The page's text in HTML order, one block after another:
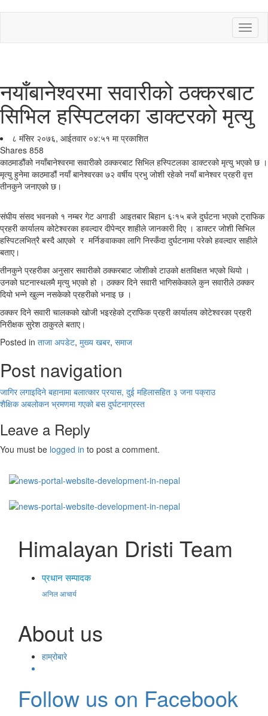
नयाँबानेश्वरमा सवारीको ठक्करबाट
सिभिल हस्पिटलका डाक्टरको मृत्यु
८ मंसिर २०७६, आईतवार ०४:५१ मा प्रकाशित
Shares 858
काठमाडौंको नयाँबानेश्वरमा सवारीको ठक्करबाट सिभिल हस्पिटलका डाक्टरको मृत्यु भएको छ ।
मृत्यु हुनेमा काठमाडौं नयाँ बानेश्वरका ७२ वर्षीय प्रभु जोशी रहेको नयाँ बानेश्वर प्रहरी वृत्त
तीनकुने जनाएको छ।
संघीय संसद भवनको १ नम्बर गेट अगाडी आइतबार बिहान ६ः१५ बजे दुर्घटना भएको ट्राफिक
प्रहरी कार्यालय कोटेश्वरका हवल्दार दीपेन्द्र शाहीले जानकारी दिए । डाक्टर जोशी सिभिल
हस्पिटलभित्रै बस्दै आएको र मर्निङवाकका लागि निस्कँदा दुर्घटनामा परेको हवल्दार साहीले
बताए।
तीनकुने प्रहरीका अनुसार सवारीको ठक्करबाट जोशीको टाउको क्षतविक्षत भएको थियो ।
उनको घटनास्थलमै मृत्यु भएको हो । ठक्कर दिने सवारी भागिसकेकाले कुन सवारीले ठक्कर
दियो भन्ने खुल्न नसकेको प्रहरीको भनाइ छ ।
ठक्कर दिने सवारी चालकको खोजी भइरहेको ट्राफिक प्रहरी कार्यालय कोटेश्वरका प्रहरी
निरीक्षक सुरेश ठाकुरले बताए।
Posted in ताजा अपडेट, मुख्य खबर, समाज
Post navigation
जागिर लगाइदिने बहानामा बलात्कार प्रयास, दुई महिलासहित ३ जना पक्राउ
शैक्षिक अबलोकन भ्रमणमा गएको बस दुर्घटनाग्रस्त
Leave a Reply
You must be logged in to post a comment.
Himalayan Dristi Team
प्रधान सम्पादक
अनिल आचार्य
About us
हाम्रोबारे
Follow us on Facebook